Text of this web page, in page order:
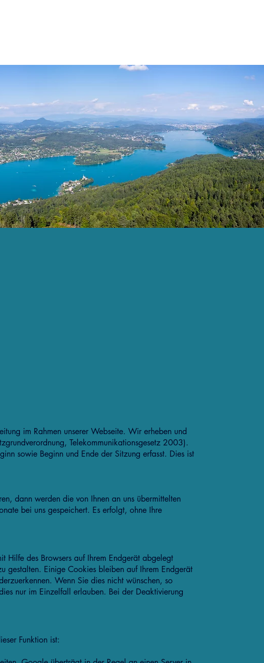
im Rahmen unserer Webseite. Wir erheben und
Telekommunikationsgesetz 2003).
sowie Beginn und Ende der Sitzung erfasst. Dies ist
dann werden die von Ihnen an uns übermittelten
bei uns gespeichert. Es erfolgt, ohne Ihre
Hilfe des Browsers auf Ihrem Endgerät abgelegt
gestalten. Einige Cookies bleiben auf Ihrem Endgerät
Wenn Sie dies nicht wünschen, so
nur im Einzelfall erlauben. Bei der Deaktivierung
Funktion ist: